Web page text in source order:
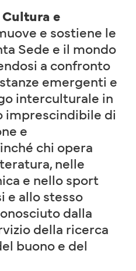
e
e sostiene le
Sede e il mondo
a confronto
emergenti e
interculturale in
imprescindibile di
e
chi opera
nelle
e nello sport
e allo stesso
dalla
della ricerca
buono e del